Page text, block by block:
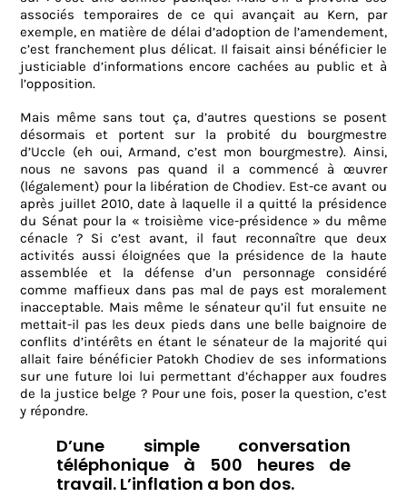
associés temporaires de ce qui avançait au Kern, par
exemple, en matière de délai d’adoption de l’amendement,
c’est franchement plus délicat. Il faisait ainsi bénéficier le
justiciable d’informations encore cachées au public et à
l’opposition.
Mais même sans tout ça, d’autres questions se posent
désormais et portent sur la probité du bourgmestre
d’Uccle (eh oui, Armand, c’est mon bourgmestre). Ainsi,
nous ne savons pas quand il a commencé à œuvrer
(légalement) pour la libération de Chodiev. Est-ce avant ou
après juillet 2010, date à laquelle il a quitté la présidence
du Sénat pour la « troisième vice-présidence » du même
cénacle ? Si c’est avant, il faut reconnaître que deux
activités aussi éloignées que la présidence de la haute
assemblée et la défense d’un personnage considéré
comme maffieux dans pas mal de pays est moralement
inacceptable. Mais même le sénateur qu’il fut ensuite ne
mettait-il pas les deux pieds dans une belle baignoire de
conflits d’intérêts en étant le sénateur de la majorité qui
allait faire bénéficier Patokh Chodiev de ses informations
sur une future loi lui permettant d’échapper aux foudres
de la justice belge ? Pour une fois, poser la question, c’est
y répondre.
D’une simple conversation
téléphonique à 500 heures de
travail. L’inflation a bon dos.